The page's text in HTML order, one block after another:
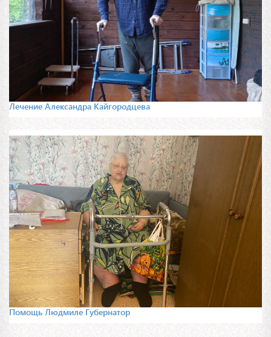
Лечение Александра Кайгородцева
Помощь Людмиле Губернатор